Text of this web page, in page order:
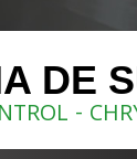
DE
-